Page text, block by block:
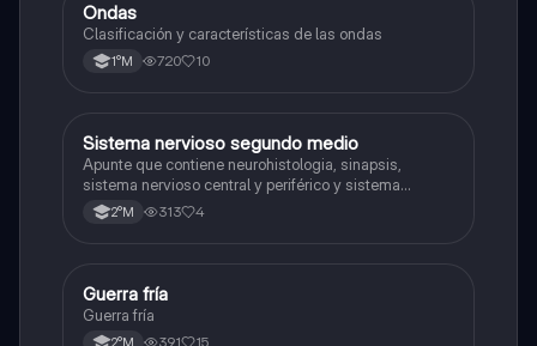
Física
Ondas
Clasificación y características de las ondas
1°M 720 10
Biología
Sistema nervioso segundo medio
Apunte que contiene neurohistologia, sinapsis,
sistema nervioso central y periférico y sistema
endocrino
2°M 313 4
Historia
Guerra fría
Guerra fría
2°M 391 15